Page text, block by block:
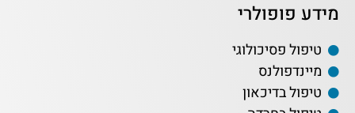
מידע פופולרי
טיפול פסיכולוגי
מיינדפולנס
טיפול בדיכאון